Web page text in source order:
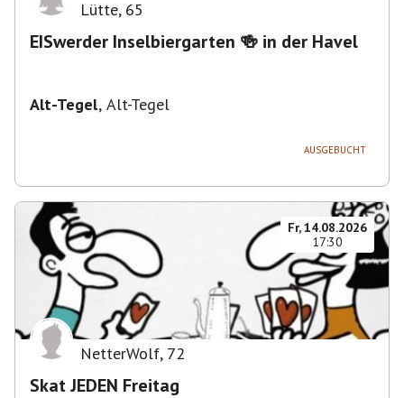
Lütte, 65
EISwerder Inselbiergarten 🍻 in der Havel
Alt-Tegel, Alt-Tegel
AUSGEBUCHT
Fr, 14.08.2026
17:30
NetterWolf, 72
Skat JEDEN Freitag